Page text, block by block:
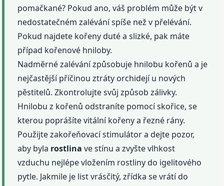
pomačkané? Pokud ano, váš problém může být v
nedostatečném zalévání spíše než v přelévání.
Pokud najdete kořeny duté a slizké, pak máte
případ kořenové hniloby.
Nadměrné zalévání způsobuje hnilobu kořenů a je
nejčastější příčinou ztráty orchidejí u nových
pěstitelů. Zkontrolujte svůj způsob zálivky.
Hnilobu z kořenů odstraníte pomocí skořice, se
kterou poprášíte vitální kořeny a řezné rány.
Použijte zakořeňovací stimulátor a dejte pozor,
aby byla rostlina ve stínu a zvyšte vlhkost
vzduchu nejlépe vložením rostliny do igelitového
pytle. Jakmile je list vrásčitý, zřídka se vrátí do